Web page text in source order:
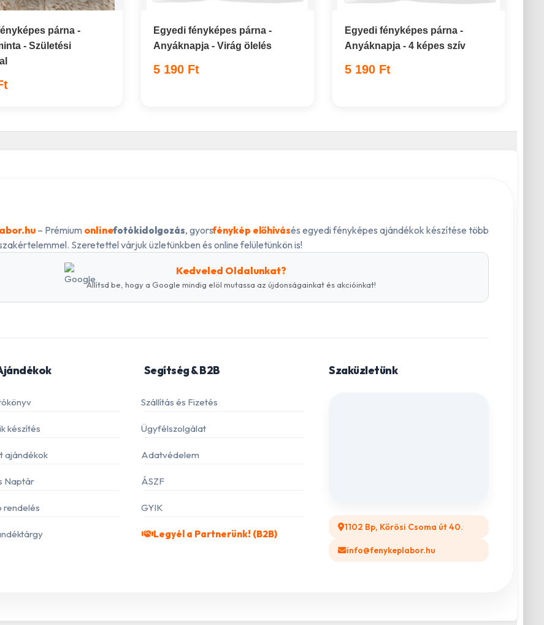
párna -
- Születési
Egyedi fényképes párna -
Anyáknapja - Virág ölelés
5 190 Ft
Egyedi fényképes párna -
Anyáknapja - 4 képes szív
5 190 Ft
– Prémium onlinefotókidolgozás, gyorsfénykép előhívásés egyedi fényképes ajándékok készítése több
Szeretettel várjuk üzletünkben és online felületünkön is!
Kedveled Oldalunkat?
Állítsd be, hogy a Google mindig elöl mutassa az újdonságainkat és akcióinkat!
készítés
ajándékok
Naptár
rendelés
Segítség & B2B
Szállítás és Fizetés
Ügyfélszolgálat
Adatvédelem
ÁSZF
GYIK
Legyél a Partnerünk! (B2B)
Szaküzletünk
1102 Bp, Kőrösi Csoma út 40.
info@fenykeplabor.hu